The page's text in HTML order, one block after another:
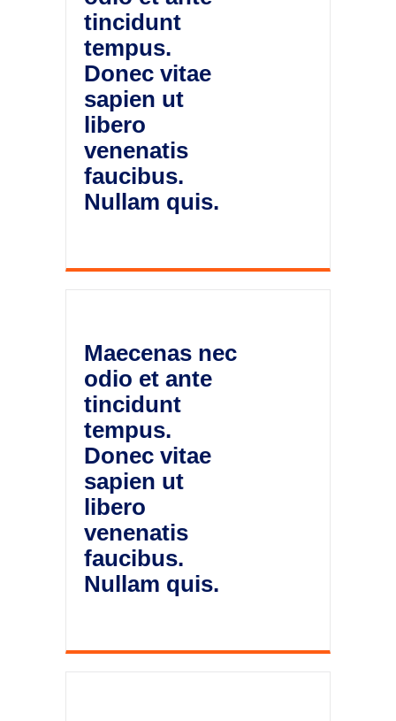
tincidunt
tempus.
Donec vitae
sapien ut
libero
venenatis
faucibus.
Nullam quis.
Maecenas nec
odio et ante
tincidunt
tempus.
Donec vitae
sapien ut
libero
venenatis
faucibus.
Nullam quis.